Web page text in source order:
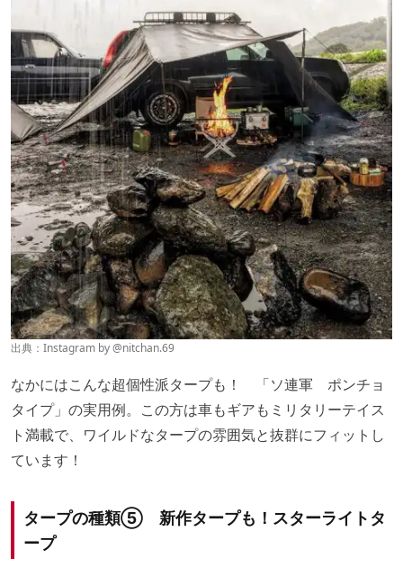
出典：Instagram by @nitchan.69
なかにはこんな超個性派タープも！ 「ソ連軍 ポンチョ
タイプ」の実用例。この方は車もギアもミリタリーテイス
ト満載で、ワイルドなタープの雰囲気と抜群にフィットし
ています！
タープの種類⑤ 新作タープも！スターライトタ
ープ